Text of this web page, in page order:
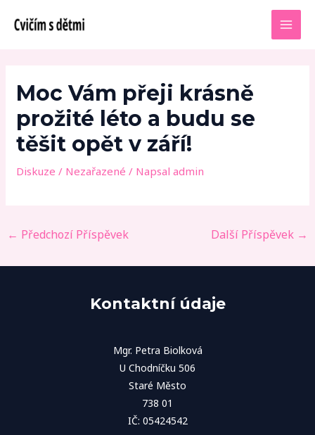
Moc Vám přeji krásně
prožité léto a budu se
těšit opět v září!
Diskuze / Nezařazené / Napsaladmin
navigation
← Předchozí Příspěvek Další Příspěvek →
Kontaktní údaje
Mgr. Petra Biolková
U Chodníčku 506
Staré Město
738 01
IČ: 05424542